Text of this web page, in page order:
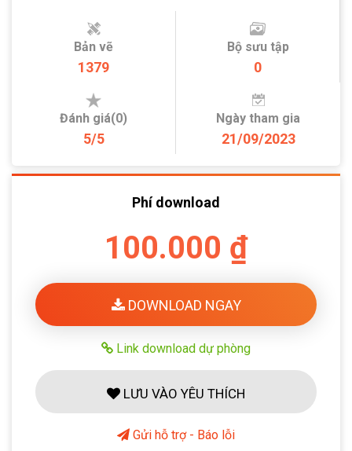
Bản vẽ
1379
Bộ sưu tập
0
Đánh giá(0)
5/5
Ngày tham gia
21/09/2023
Phí download
100.000 ₫
DOWNLOAD NGAY
Link download dự phòng
LƯU VÀO YÊU THÍCH
Gửi hỗ trợ - Báo lỗi